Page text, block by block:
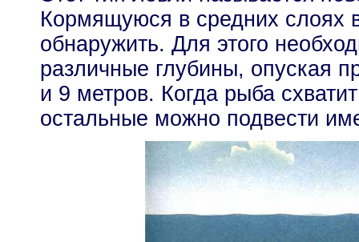
Кормящуюся в средних слоях
обнаружить. Для этого
различные глубины, опуская
и 9 метров. Когда рыба
остальные можно подвести